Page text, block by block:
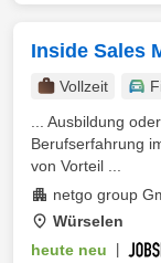
Inside Sales
Vollzeit
... Ausbildung
Berufserfahrung
von Vorteil ...
netgo group
Würselen
heute neu